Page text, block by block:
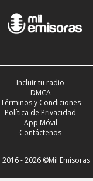
Incluir tu radio
DMCA
Términos y Condiciones
Política de Privacidad
App Móvil
Contáctenos
2016 - 2026 ©Mil Emisoras